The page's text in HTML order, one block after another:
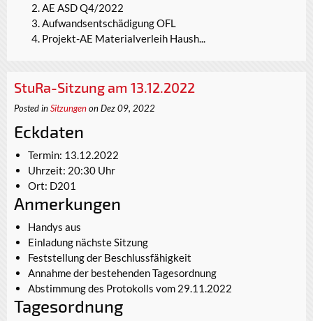
AE ASD Q4/2022
Aufwandsentschädigung OFL
Projekt-AE Materialverleih Haush...
StuRa-Sitzung am 13.12.2022
Posted inSitzungenon Dez 09, 2022
Eckdaten
Termin: 13.12.2022
Uhrzeit: 20:30 Uhr
Ort: D201
Anmerkungen
Handys aus
Einladung nächste Sitzung
Feststellung der Beschlussfähigkeit
Annahme der bestehenden Tagesordnung
Abstimmung des Protokolls vom 29.11.2022
Tagesordnung